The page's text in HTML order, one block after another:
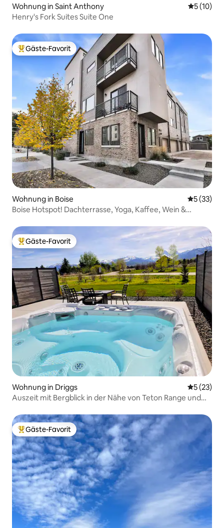
Wohnung in Saint Anthony
5 (10)
Henry's Fork Suites Suite One
Beliebter Gäste-Favorit.
Gäste-Favorit
Wohnung in Boise
5 (33)
Boise Hotspot! Dachterrasse, Yoga, Kaffee, Wein &
Beliebter Gäste-Favorit.
Gäste-Favorit
Wohnung in Driggs
5 (23)
Auszeit mit Bergblick in der Nähe von Teton Range und
Beliebter Gäste-Favorit.
Gäste-Favorit